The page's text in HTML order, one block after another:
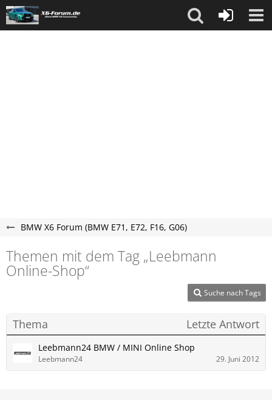
BMW X6 Forum (BMW E71, E72, F16, G06)
Themen mit dem Tag „Leebmann
Online-Shop“
Suche nach Tags
Thema Letzte Antwort
Leebmann24 BMW / MINI Online Shop
Leebmann24 29. Juni 2012